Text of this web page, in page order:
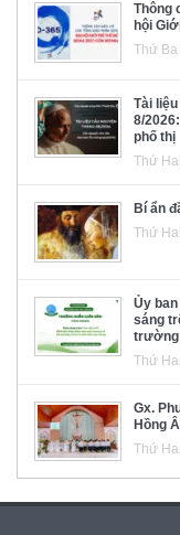
Thông
hội
Thứ
Tài
8/
phố thị
Thứ
Bí ẩn
Thứ
Ủy
sáng
trường
Thứ
Gx.
Hồng
Thứ